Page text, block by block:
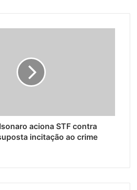
aciona STF contra
incitação ao crime